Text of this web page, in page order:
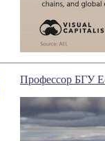
Профессор БГУ